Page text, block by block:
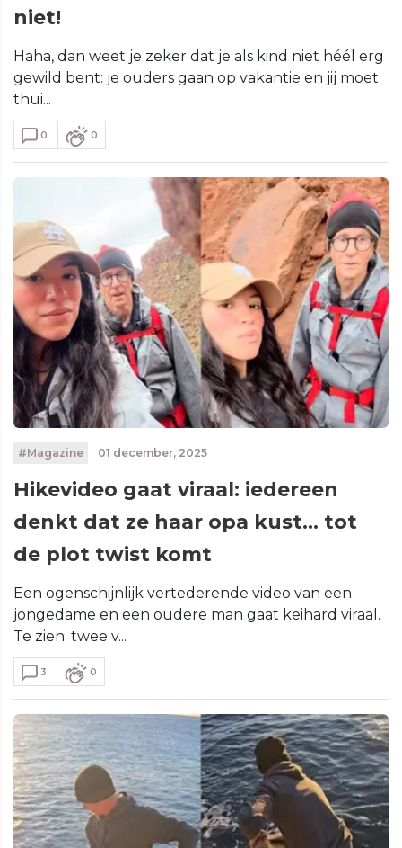
niet!
Haha, dan weet je zeker dat je als kind niet héél erg
gewild bent: je ouders gaan op vakantie en jij moet
thui...
0 0
#Magazine 01 december, 2025
Hikevideo gaat viraal: iedereen
denkt dat ze haar opa kust… tot
de plot twist komt
Een ogenschijnlijk vertederende video van een
jongedame en een oudere man gaat keihard viraal.
Te zien: twee v...
3 0